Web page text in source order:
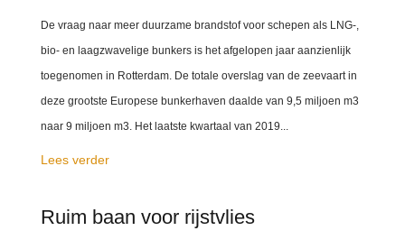
De vraag naar meer duurzame brandstof voor schepen als LNG-,
bio- en laagzwavelige bunkers is het afgelopen jaar aanzienlijk
toegenomen in Rotterdam. De totale overslag van de zeevaart in
deze grootste Europese bunkerhaven daalde van 9,5 miljoen m3
naar 9 miljoen m3. Het laatste kwartaal van 2019...
Lees verder
Ruim baan voor rijstvlies